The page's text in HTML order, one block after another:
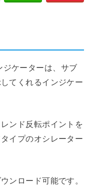
ジケーターは、サブ
てくれるインジケー
ンド反転ポイントを
イプのオシレーター
ンロード可能です。